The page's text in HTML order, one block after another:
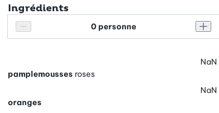
Ingrédients
Réduire le nombre de personnes
Personnes
pamplemousses roses
NaN
oranges
NaN